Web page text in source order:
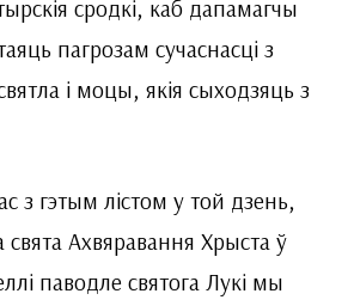
сродкі, каб дапамагчы
пагрозам сучаснасці з
і моцы, якія сыходзяць з
з гэтым лістом у той дзень,
свята Ахвяравання Хрыста ў
паводле святога Лукі мы